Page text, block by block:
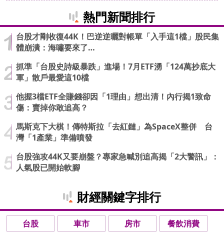
熱門新聞排行
台股才剛收復44K！巴逆逆曬對帳單「入手這1檔」股民集
體崩潰：海嘯要來了…
抓準「台股史詩級暴跌」進場！7月ETF湧「124萬抄底大
軍」散戶最愛這10檔
他握3檔ETF全賺錢卻因「1理由」想出清！內行揭1致命
傷：賣掉你敢追高？
馬斯克下大棋！傳特斯拉「去紅鏈」為SpaceX整併 台
灣「1產業」準備噴發
台股強攻44K又要崩盤？專家急喊別追高揭「2大警訊」：
人氣股已開始軟腳
財經關鍵字排行
台股 車市 房市
餐飲消費